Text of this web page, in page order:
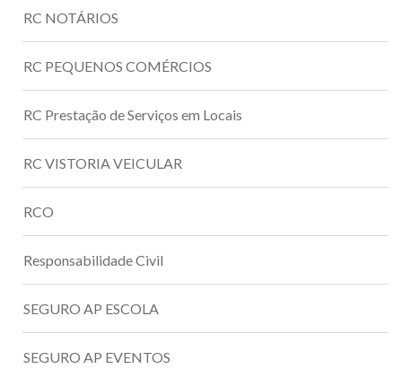
RC NOTÁRIOS
RC PEQUENOS COMÉRCIOS
RC Prestação de Serviços em Locais
RC VISTORIA VEICULAR
RCO
Responsabilidade Civil
SEGURO AP ESCOLA
SEGURO AP EVENTOS